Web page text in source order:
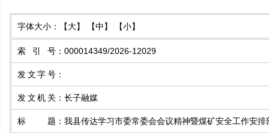
字体大小： 【大】 【中】 【小】
索引号 ： 000014349/2026-12029
发文字号 ：
发文机关 ： 长子融媒
标题 ： 我县传达学习市委常委会会议精神暨煤矿安全工作安排